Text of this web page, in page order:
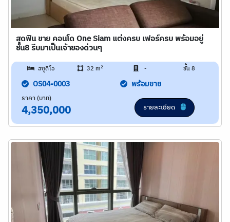
สุดฟิน ขาย คอนโด One Siam แต่งครบ เฟอร์ครบ พร้อมอยู่
ชั้น8 รีบมาเป็นเจ้าของด่วนๆ
สตูดิโอ 32 m2 - ชั้น 8
OS04-0003 พร้อมขาย
ราคา (บาท)
4,350,000 รายละเอียด